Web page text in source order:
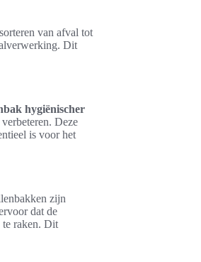
van afval tot
Dit
hygiënischer
Deze
is voor het
zijn
dat de
te raken. Dit